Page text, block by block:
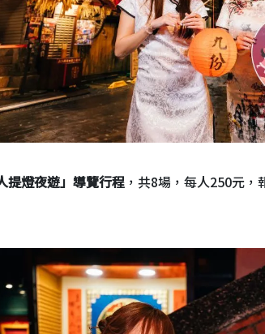
提燈夜遊」導覽行程 ，共8場，每人250元，